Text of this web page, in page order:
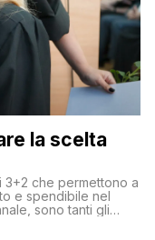
la scelta
3+2 che permettono a
e spendibile nel
sono tanti gli
volta raggiunto